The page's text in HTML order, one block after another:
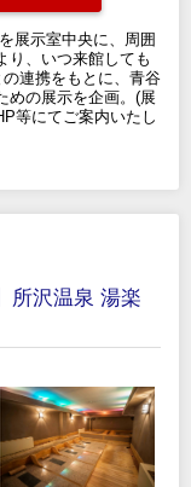
展示室中央に、周囲
り、いつ来館しても
連携をもとに、青谷
めの展示を企画。(展
等にてご案内いたし
所沢温泉 湯楽